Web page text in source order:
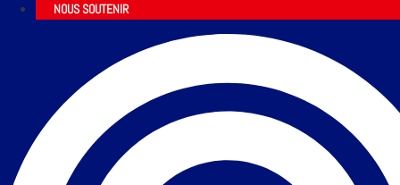
NOUS SOUTENIR